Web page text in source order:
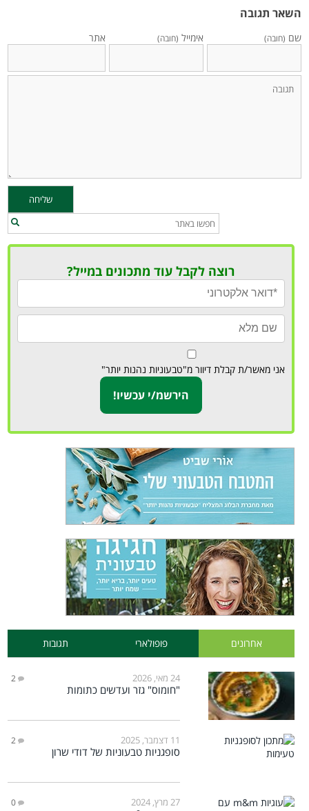
השאר תגובה
שם (חובה) אימייל (חובה) אתר
רוצה לקבל עוד מתכונים במייל?
אני מאשר/ת קבלת דיוור מ"טבעוניות נהנות יותר"
אחרונים פופולארי תגובות
24 מאי, 2026 2
"חומוס" גזר ועדשים כתומות
11 דצמבר, 2025 2
סופגניות טבעוניות של דודי שרון
27 מרץ, 2024 0